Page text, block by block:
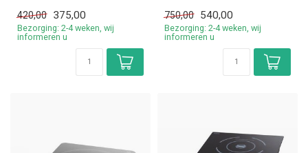
✓ Aardgas
420,00 375,00
Bezorging: 2-4 weken, wij
informeren u
✓ Aardgas
750,00 540,00
Bezorging: 2-4 weken, wij
informeren u